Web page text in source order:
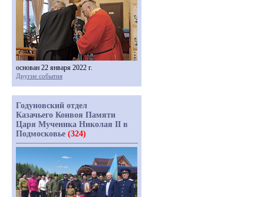
основан 22 января 2022 г.
Другие события
Годуновский отдел
Казачьего Конвоя Памяти
Царя Мученика Николая II в
Подмосковье (324)